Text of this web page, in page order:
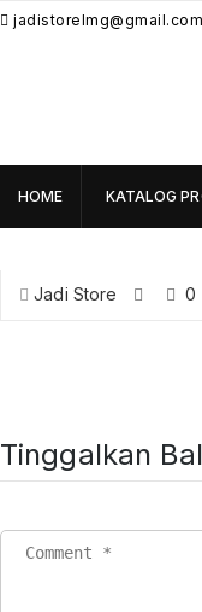
jadistorelmg@gmail.com
HOME KATALOG
Jadi Store 0
Tinggalkan